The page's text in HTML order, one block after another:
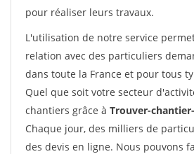
pour réaliser leurs travaux.
L'utilisation de notre service
relation avec des particuliers
dans toute la France et pour tous
Quel que soit votre secteur
chantiers grâce à Trouver-
Chaque jour, des milliers de
des devis en ligne. Nous pouvons